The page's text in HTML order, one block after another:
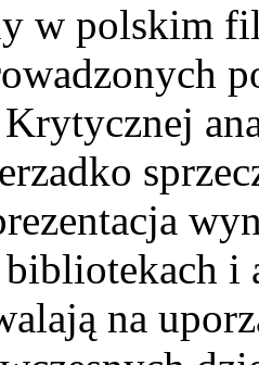
w polskim
i
na